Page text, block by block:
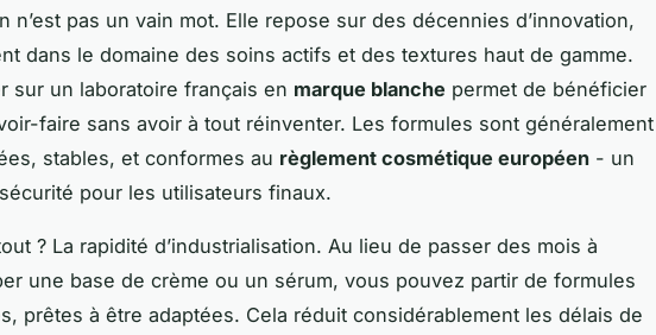
n’est pas un vain mot. Elle repose sur des décennies d’innovation,
dans le domaine des soins actifs et des textures haut de gamme.
sur un laboratoire français en marque blanche permet de bénéficier
faire sans avoir à tout réinventer. Les formules sont généralement
stables, et conformes au règlement cosmétique européen - un
pour les utilisateurs finaux.
? La rapidité d’industrialisation. Au lieu de passer des mois à
une base de crème ou un sérum, vous pouvez partir de formules
prêtes à être adaptées. Cela réduit considérablement les délais de